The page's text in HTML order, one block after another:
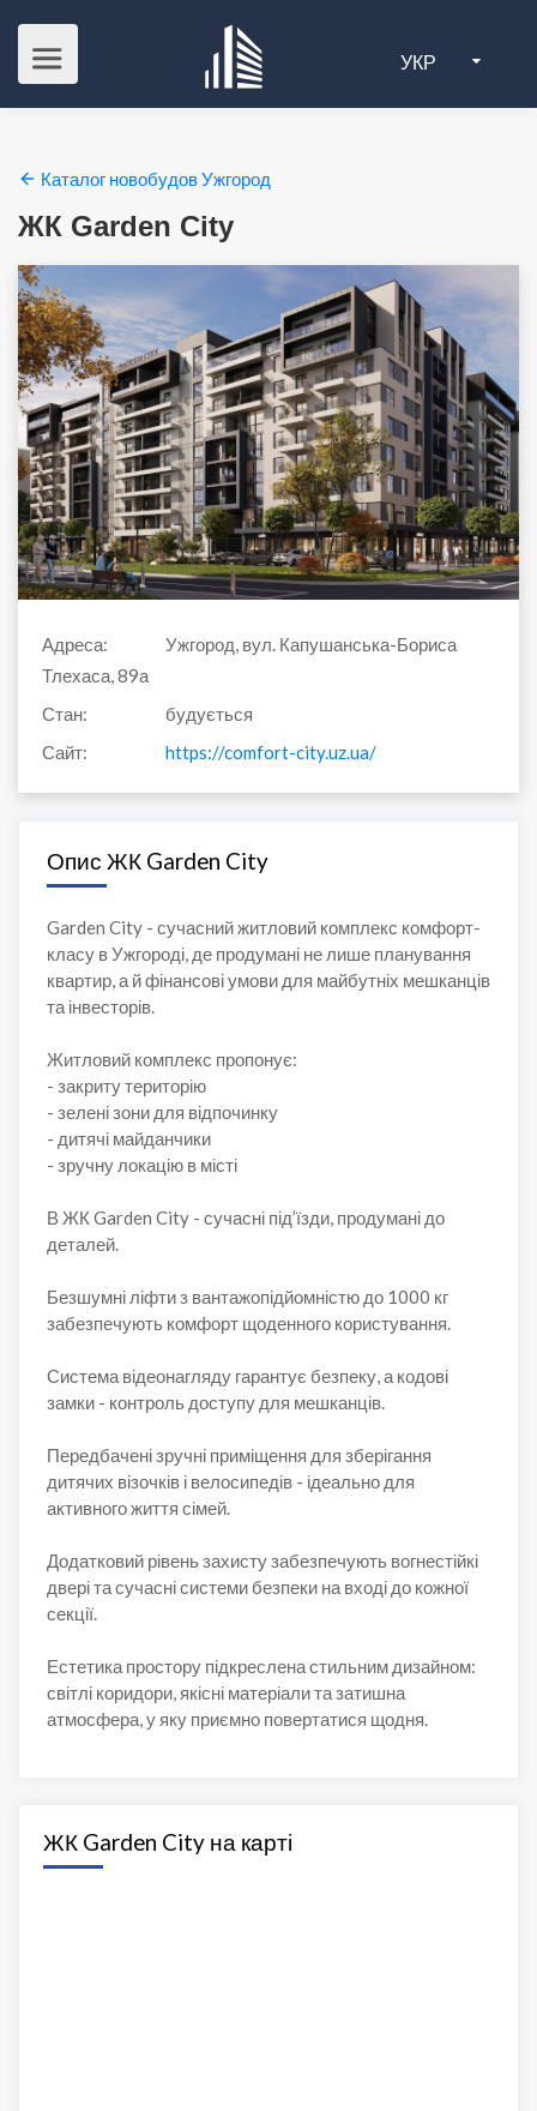
УКР
Каталог новобудов Ужгород
ЖК Garden City
Адреса:
Ужгород, вул. Капушанська-Бориса
Тлехаса, 89а
Стан:
будується
Сайт:
https://comfort-city.uz.ua/
Опис ЖК Garden City
Garden City - сучасний житловий комплекс комфорт-
класу в Ужгороді, де продумані не лише планування
квартир, а й фінансові умови для майбутніх мешканців
та інвесторів.
Житловий комплекс пропонує:
- закриту територію
- зелені зони для відпочинку
- дитячі майданчики
- зручну локацію в місті
В ЖК Garden City - сучасні під’їзди, продумані до
деталей.
Безшумні ліфти з вантажопідйомністю до 1000 кг
забезпечують комфорт щоденного користування.
Система відеонагляду гарантує безпеку, а кодові
замки - контроль доступу для мешканців.
Передбачені зручні приміщення для зберігання
дитячих візочків і велосипедів - ідеально для
активного життя сімей.
Додатковий рівень захисту забезпечують вогнестійкі
двері та сучасні системи безпеки на вході до кожної
секції.
Естетика простору підкреслена стильним дизайном:
світлі коридори, якісні матеріали та затишна
атмосфера, у яку приємно повертатися щодня.
ЖК Garden City на карті